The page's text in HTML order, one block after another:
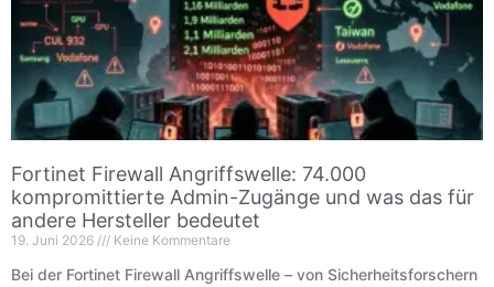
Fortinet Firewall Angriffswelle: 74.000
kompromittierte Admin-Zugänge und was das für
andere Hersteller bedeutet
19. Juni 2026 Keine Kommentare
Bei der Fortinet Firewall Angriffswelle – von Sicherheitsforschern